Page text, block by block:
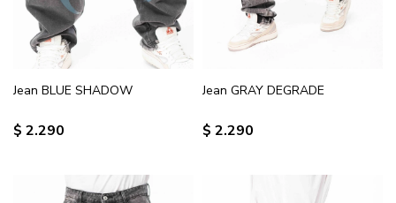
Jean BLUE SHADOW
$ 2.290
Jean GRAY DEGRADE
$ 2.290